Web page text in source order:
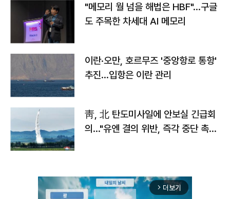
"메모리 월 넘을 해법은 HBF"…구글
도 주목한 차세대 AI 메모리
이란·오만, 호르무즈 '중앙항로 통항'
추진…입항은 이란 관리
靑, 北 탄도미사일에 안보실 긴급회
의…"유엔 결의 위반, 즉각 중단 촉
arrow_forward_ios 더보기